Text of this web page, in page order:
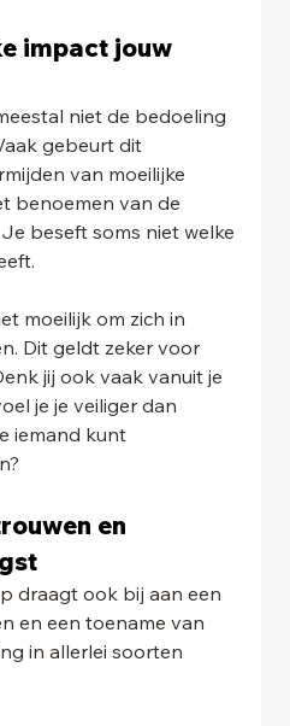
impact jouw
niet de bedoeling
gebeurt dit
van moeilijke
benoemen van de
beseft soms niet welke
moeilijk om zich in
Dit geldt zeker voor
jij ook vaak vanuit je
je je veiliger dan
iemand kunt
en
draagt ook bij aan een
en een toename van
in allerlei soorten